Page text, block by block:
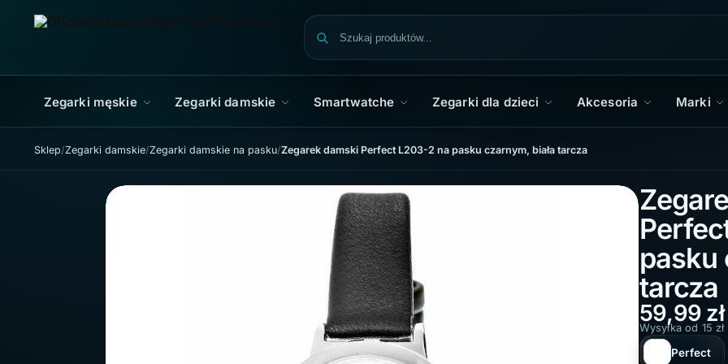
Zegarki męskie Zegarki damskie Smartwatche Zegarki dla dzieci Akcesoria Marki
Sklep Zegarki damskie Zegarki damskie na pasku Zegarek damski Perfect L203-2 na pasku czarnym, biała tarcza
pasku
tarcza
59,99 zł
Wysyłka od 15 zł
Perfect